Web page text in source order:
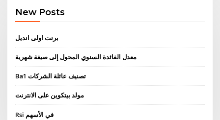
New Posts
برنت اولى انديل
معدل الفائدة السنوي المحول إلى صيغة شهرية
Ba1 تصنيف عائلة الشركات
مولد بيتكوين على الانترنت
Rsi في الأسهم